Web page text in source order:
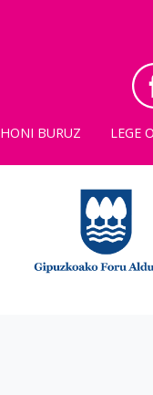
HONI BURUZ LEGE